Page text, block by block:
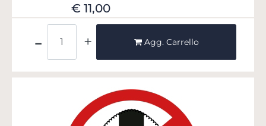
€ 11,00
Agg. Carrello